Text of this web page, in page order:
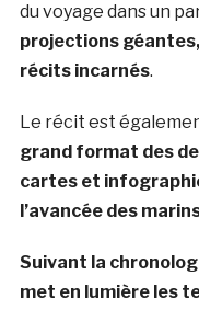
du voyage dans un
projections
récits incarnés.
Le récit est
grand format des
cartes et
l’avancée des
Suivant la
met en lumière les